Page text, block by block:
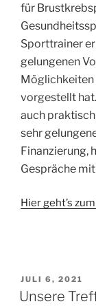
für
Sporttrainer
gelungenen
Möglichkeiten
vorgestellt
auch
sehr
Finanzierung,
Gespräche
Hier geht’s
AM
JULI 6, 2021
Unsere